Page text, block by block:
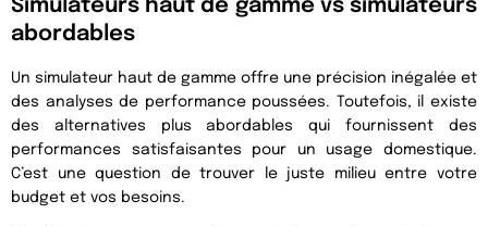
Simulateurs haut de gamme vs simulateurs
abordables
Un simulateur haut de gamme offre une précision inégalée et
des analyses de performance poussées. Toutefois, il existe
des alternatives plus abordables qui fournissent des
performances satisfaisantes pour un usage domestique.
C’est une question de trouver le juste milieu entre votre
budget et vos besoins.